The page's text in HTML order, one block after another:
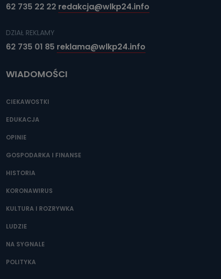
62 735 22 22 redakcja@wlkp24.info
DZIAŁ REKLAMY
62 735 01 85 reklama@wlkp24.info
WIADOMOŚCI
CIEKAWOSTKI
EDUKACJA
OPINIE
GOSPODARKA I FINANSE
HISTORIA
KORONAWIRUS
KULTURA I ROZRYWKA
LUDZIE
NA SYGNALE
POLITYKA